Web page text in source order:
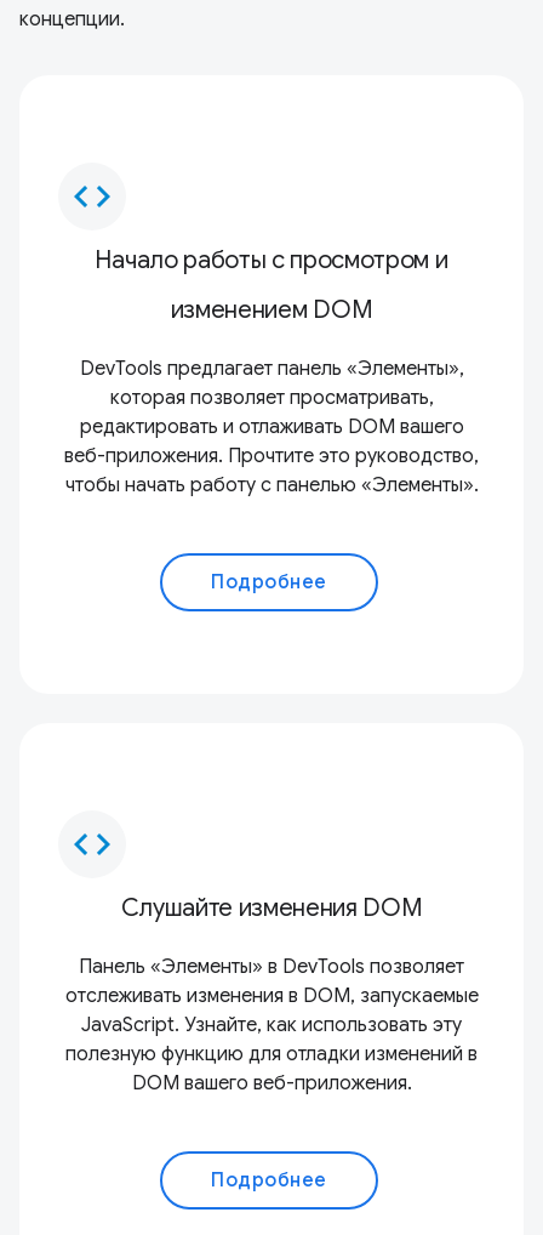
концепции.
code
Начало работы с просмотром и
изменением DOM
DevTools предлагает панель «Элементы»,
которая позволяет просматривать,
редактировать и отлаживать DOM вашего
веб-приложения. Прочтите это руководство,
чтобы начать работу с панелью «Элементы».
Подробнее
code
Слушайте изменения DOM
Панель «Элементы» в DevTools позволяет
отслеживать изменения в DOM, запускаемые
JavaScript. Узнайте, как использовать эту
полезную функцию для отладки изменений в
DOM вашего веб-приложения.
Подробнее